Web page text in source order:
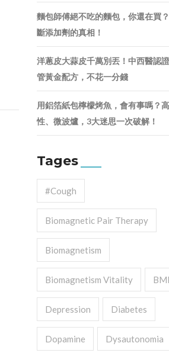
麵包師傅絕不吃的麵包，你還在買
斷添加劑的真相！
洋蔥皮大蒜皮千萬別丟！中西醫認
管黃金配方，不花一分錢
用鋁箔紙包檸檬烤魚，會有事嗎？
性、微波爐，3大迷思一次破解！
Tages
#cough
Biomagnetic Pair Therapy
Biomagnetism
Biomagnetism Vitality
Depression Diabetes
Dopamine Dysautonomia